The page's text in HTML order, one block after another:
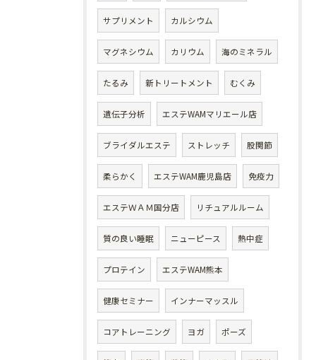
サプリメント カルシウム
マグネシウム カリウム 海のミネラル
たるみ 新トリートメント むくみ
遺伝子分析 エステWAMマリエール店
ブライダルエステ ストレッチ 股関節
柔らかく エステWAM鹿児島店 免疫力
エステＷＡＭ国分店 リチュアルルーム
質の良い睡眠 ニューピース 熱中症
プロテイン エステWAM熊本
健康セミナー インナーマッスル
コアトレーニング ヨガ ポーズ